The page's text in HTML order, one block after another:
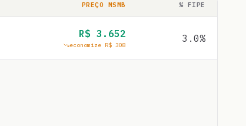
PREÇO MSMB % FIPE
R$ 3.652
economize R$ 308
3.0%